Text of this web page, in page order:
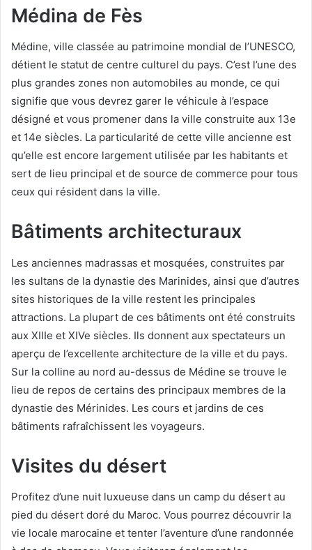
Médina de Fès
Médine, ville classée au patrimoine mondial de l’UNESCO,
détient le statut de centre culturel du pays. C’est l’une des
plus grandes zones non automobiles au monde, ce qui
signifie que vous devrez garer le véhicule à l’espace
désigné et vous promener dans la ville construite aux 13e
et 14e siècles. La particularité de cette ville ancienne est
qu’elle est encore largement utilisée par les habitants et
sert de lieu principal et de source de commerce pour tous
ceux qui résident dans la ville.
Bâtiments architecturaux
Les anciennes madrassas et mosquées, construites par
les sultans de la dynastie des Marinides, ainsi que d’autres
sites historiques de la ville restent les principales
attractions. La plupart de ces bâtiments ont été construits
aux XIIIe et XIVe siècles. Ils donnent aux spectateurs un
aperçu de l’excellente architecture de la ville et du pays.
Sur la colline au nord au-dessus de Médine se trouve le
lieu de repos de certains des principaux membres de la
dynastie des Mérinides. Les cours et jardins de ces
bâtiments rafraîchissent les voyageurs.
Visites du désert
Profitez d’une nuit luxueuse dans un camp du désert au
pied du désert doré du Maroc. Vous pourrez découvrir la
vie locale marocaine et tenter l’aventure d’une randonnée